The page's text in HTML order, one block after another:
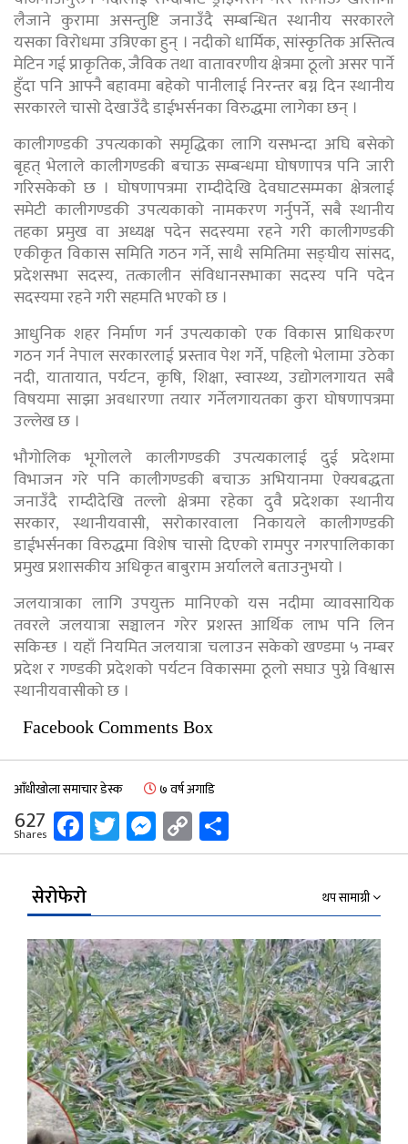
लैजाने कुरामा असन्तुष्टि जनाउँदै सम्बन्धित स्थानीय सरकारले
यसका विरोधमा उत्रिएका हुन् । नदीको धार्मिक, सांस्कृतिक अस्तित्व
मेटिन गई प्राकृतिक, जैविक तथा वातावरणीय क्षेत्रमा ठूलो असर पार्ने
हुँदा पनि आफ्नै बहावमा बहेको पानीलाई निरन्तर बग्न दिन स्थानीय
सरकारले चासो देखाउँदै डाईभर्सनका विरुद्धमा लागेका छन् ।
कालीगण्डकी उपत्यकाको समृद्धिका लागि यसभन्दा अघि बसेको
बृहत् भेलाले कालीगण्डकी बचाऊ सम्बन्धमा घोषणापत्र पनि जारी
गरिसकेको छ । घोषणापत्रमा राम्दीदेखि देवघाटसम्मका क्षेत्रलाई
समेटी कालीगण्डकी उपत्यकाको नामकरण गर्नुपर्ने, सबै स्थानीय
तहका प्रमुख वा अध्यक्ष पदेन सदस्यमा रहने गरी कालीगण्डकी
एकीकृत विकास समिति गठन गर्ने, साथै समितिमा सङ्घीय सांसद,
प्रदेशसभा सदस्य, तत्कालीन संविधानसभाका सदस्य पनि पदेन
सदस्यमा रहने गरी सहमति भएको छ ।
आधुनिक शहर निर्माण गर्न उपत्यकाको एक विकास प्राधिकरण
गठन गर्न नेपाल सरकारलाई प्रस्ताव पेश गर्ने, पहिलो भेलामा उठेका
नदी, यातायात, पर्यटन, कृषि, शिक्षा, स्वास्थ्य, उद्योगलगायत सबै
विषयमा साझा अवधारणा तयार गर्नेलगायतका कुरा घोषणापत्रमा
उल्लेख छ ।
भौगोलिक भूगोलले कालीगण्डकी उपत्यकालाई दुई प्रदेशमा
विभाजन गरे पनि कालीगण्डकी बचाऊ अभियानमा ऐक्यबद्धता
जनाउँदै राम्दीदेखि तल्लो क्षेत्रमा रहेका दुवै प्रदेशका स्थानीय
सरकार, स्थानीयवासी, सरोकारवाला निकायले कालीगण्डकी
डाईभर्सनका विरुद्धमा विशेष चासो दिएको रामपुर नगरपालिकाका
प्रमुख प्रशासकीय अधिकृत बाबुराम अर्यालले बताउनुभयो ।
जलयात्राका लागि उपयुक्त मानिएको यस नदीमा व्यावसायिक
तवरले जलयात्रा सञ्चालन गरेर प्रशस्त आर्थिक लाभ पनि लिन
सकिन्छ । यहाँ नियमित जलयात्रा चलाउन सकेको खण्डमा ५ नम्बर
प्रदेश र गण्डकी प्रदेशको पर्यटन विकासमा ठूलो सघाउ पुग्ने विश्वास
स्थानीयवासीको छ ।
Facebook Comments Box
आँधीखोला समाचार डेस्क ७ वर्ष अगाडि
627
Shares Facebook
Twitter
Messenger
Copy
Link
सेरोफेरो थप सामाग्री